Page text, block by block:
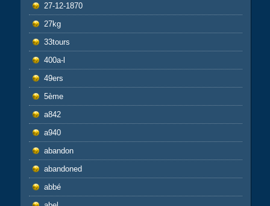
27-12-1870
27kg
33tours
400a-l
49ers
5ème
a842
a940
abandon
abandoned
abbé